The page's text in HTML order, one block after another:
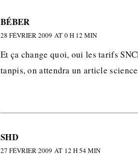
BÉBER
28 FÉVRIER 2009 AT 0 H 12 MIN
Et ça change quoi, oui les tarifs
tanpis, on attendra un article
SHD
27 FÉVRIER 2009 AT 12 H 54 MIN